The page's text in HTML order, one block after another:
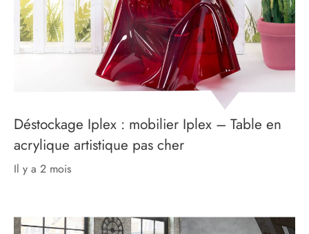
Déstockage Iplex : mobilier Iplex – Table en
acrylique artistique pas cher
il y a 2 mois